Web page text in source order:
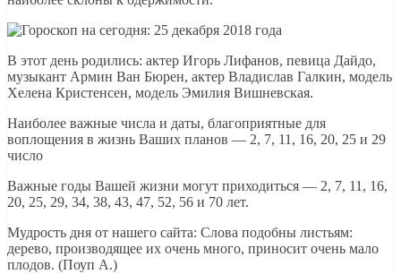
В этот день родились: актер Игорь Лифанов, певица Дайдо,
музыкант Армин Ван Бюрен, актер Владислав Галкин, модель
Хелена Кристенсен, модель Эмилия Вишневская.
Наиболее важные числа и даты, благоприятные для
воплощения в жизнь Ваших планов — 2, 7, 11, 16, 20, 25 и 29
число
Важные годы Вашей жизни могут приходиться — 2, 7, 11, 16,
20, 25, 29, 34, 38, 43, 47, 52, 56 и 70 лет.
Мудрость дня от нашего сайта: Слова подобны листьям:
дерево, производящее их очень много, приносит очень мало
плодов. (Поуп А.)